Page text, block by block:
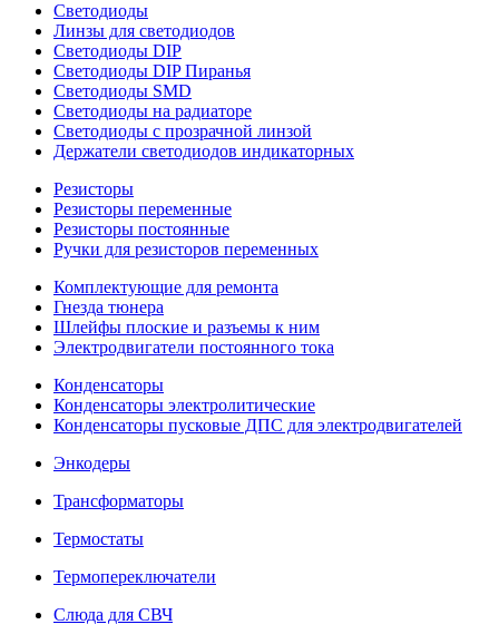
Светодиоды
Линзы для светодиодов
Светодиоды DIP
Светодиоды DIP Пиранья
Светодиоды SMD
Светодиоды на радиаторе
Светодиоды с прозрачной линзой
Держатели светодиодов индикаторных
Резисторы
Резисторы переменные
Резисторы постоянные
Ручки для резисторов переменных
Комплектующие для ремонта
Гнезда тюнера
Шлейфы плоские и разъемы к ним
Электродвигатели постоянного тока
Конденсаторы
Конденсаторы электролитические
Конденсаторы пусковые ДПС для электродвигателей
Энкодеры
Трансформаторы
Термостаты
Термопереключатели
Слюда для СВЧ